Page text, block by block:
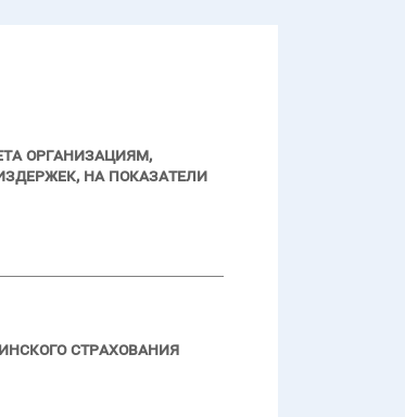
организациям,
на показатели
страхования